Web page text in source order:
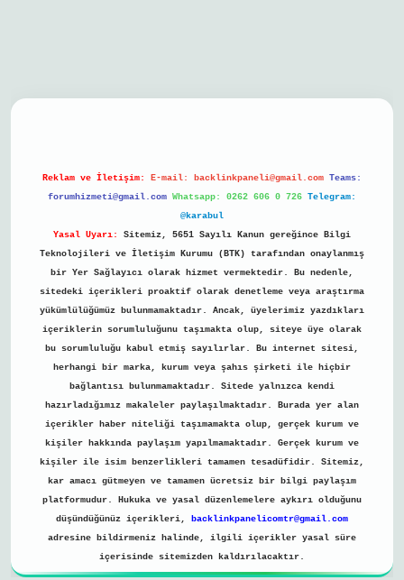
Reklam ve İletişim: E-mail: backlinkpaneli@gmail.com Teams:
forumhizmeti@gmail.com Whatsapp: 0262 606 0 726 Telegram:
@karabul
Yasal Uyarı:
Sitemiz, 5651 Sayılı Kanun gereğince Bilgi
Teknolojileri ve İletişim Kurumu (BTK) tarafından onaylanmış
bir Yer Sağlayıcı olarak hizmet vermektedir. Bu nedenle,
sitedeki içerikleri proaktif olarak denetleme veya araştırma
yükümlülüğümüz bulunmamaktadır. Ancak, üyelerimiz yazdıkları
içeriklerin sorumluluğunu taşımakta olup, siteye üye olarak
bu sorumluluğu kabul etmiş sayılırlar. Bu internet sitesi,
herhangi bir marka, kurum veya şahıs şirketi ile hiçbir
bağlantısı bulunmamaktadır. Sitede yalnızca kendi
hazırladığımız makaleler paylaşılmaktadır. Burada yer alan
içerikler haber niteliği taşımamakta olup, gerçek kurum ve
kişiler hakkında paylaşım yapılmamaktadır. Gerçek kurum ve
kişiler ile isim benzerlikleri tamamen tesadüfidir. Sitemiz,
kar amacı gütmeyen ve tamamen ücretsiz bir bilgi paylaşım
platformudur. Hukuka ve yasal düzenlemelere aykırı olduğunu
düşündüğünüz içerikleri,
backlinkpanelicomtr@gmail.com
adresine bildirmeniz halinde, ilgili içerikler yasal süre
içerisinde sitemizden kaldırılacaktır.